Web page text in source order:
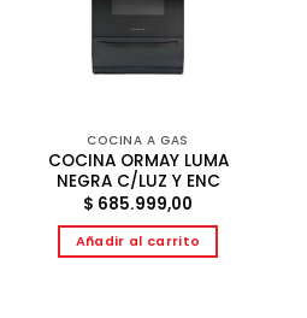
COCINA A GAS
COCINA ORMAY LUMA
NEGRA C/LUZ Y ENC
$ 685.999,00
Añadir al carrito